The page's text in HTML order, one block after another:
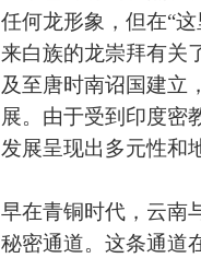
任何龙形象，但在“
来白族的龙崇拜有关
及至唐时南诏国建立
展。由于受到印度密
发展呈现出多元性和
早在青铜时代，云南
秘密通道。这条通道